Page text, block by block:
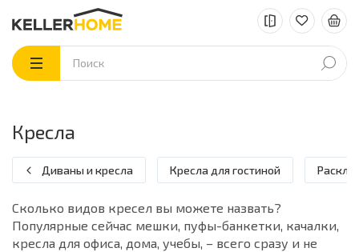
Кресла
Диваны и кресла Кресла для гостиной
Сколько видов кресел вы можете назвать?
Популярные сейчас мешки, пуфы-банкетки, качалки,
кресла для офиса, дома, учебы, – всего сразу и не